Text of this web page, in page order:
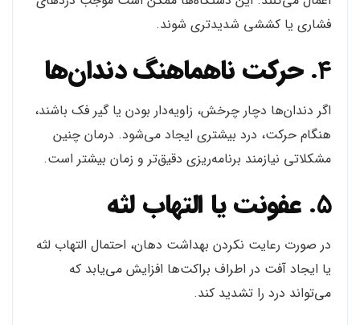
فشاری یا کششی شدیدتری شوند.
۴. حرکت ناهماهنگ دندان‌ها
اگر دندان‌ها دچار چرخش، زاویه‌دار بودن یا گیر فک باشند،
هنگام حرکت، درد بیشتری ایجاد می‌شود. درمان چنین
مشکلاتی نیازمند برنامه‌ریزی دقیق‌تر و زمان بیشتر است.
۵. عفونت یا التهاب لثه
در صورت رعایت نکردن بهداشت دهان، احتمال التهاب لثه
یا ایجاد آفت در اطراف براکت‌ها افزایش می‌یابد که
می‌تواند درد را تشدید کند.